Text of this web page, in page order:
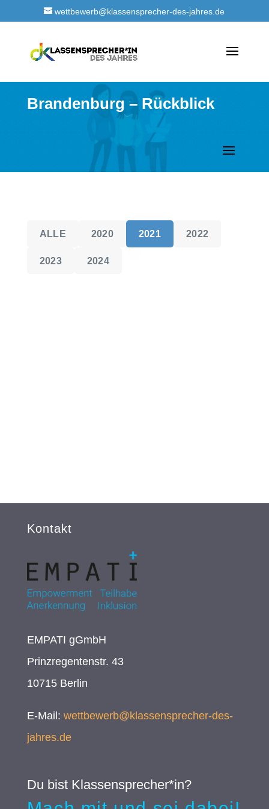
wettbewerb@klassensprecher-des-jahres.de
Brandenburg – Rückblick
ALLE 2020 2021 2022
2023 2024
Kontakt
EMPATI gGmbH
Prinzregentenstr. 43
10715 Berlin
E-Mail: wettbewerb@klassensprecher-des-
jahres.de
Du bist Klassensprecher*in?